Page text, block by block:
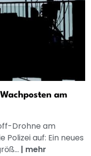
am
Drohne am
Polizei auf: Ein neues
| mehr